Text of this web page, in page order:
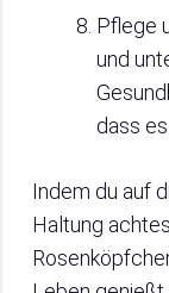
Pflege
und
dass
Indem du auf
Haltung